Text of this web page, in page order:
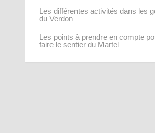
Les différentes activités dans les
du Verdon
Les points à prendre en compte
faire le sentier du Martel